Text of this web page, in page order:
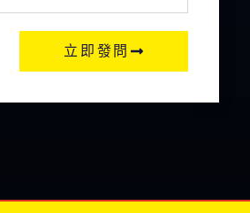
立即發問